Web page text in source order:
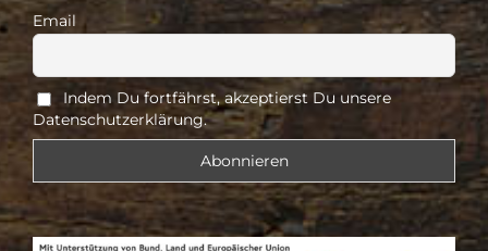
Email
Indem Du fortfährst, akzeptierst Du unsere
Datenschutzerklärung.